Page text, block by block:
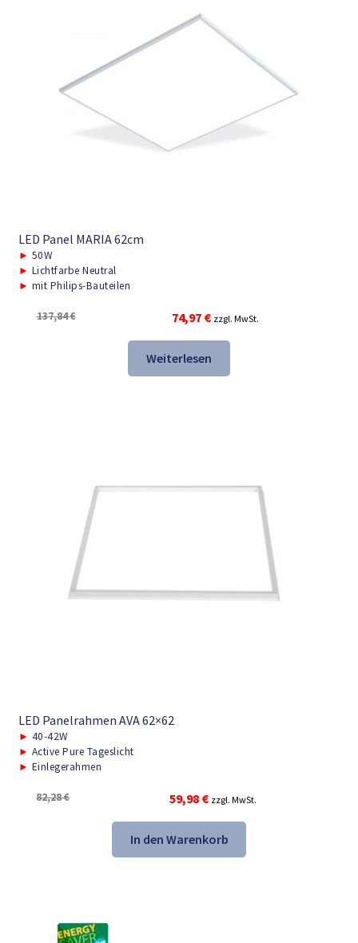
LED Panel MARIA 62cm
► 50W
► Lichtfarbe Neutral
► mit Philips-Bauteilen
137,84€
Ursprünglicher
Preis
war:
137,84 €
74,97 €Aktueller
Preis
ist:
74,97 €.
zzgl. MwSt.
Weiterlesen
LED Panelrahmen AVA 62×62
► 40-42W
► Active Pure Tageslicht
► Einlegerahmen
82,28€
Ursprünglicher
Preis
war:
82,28 €
59,98 €Aktueller
Preis
ist:
59,98 €.
zzgl. MwSt.
In den Warenkorb